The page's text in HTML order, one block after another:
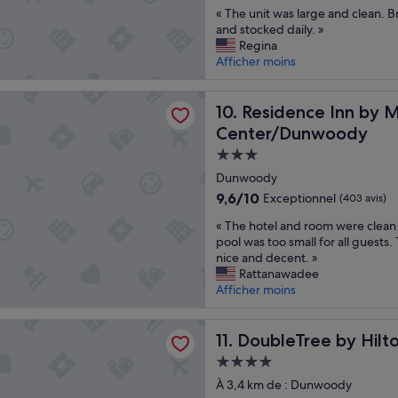
c
e
s
s
10,
Excellent,
(1 008 avis)
«
T
h
e
i
t
w
a
s
a
r
g
e
a
n
l
e
a
n
« The unit was large and clean.
and stocked daily. »
Regina
Afficher moins
10. Residence Inn by
Center/Dunwoody
Residence Inn by Marriott
Hébergement
3.0 étoiles
Dunwoody
9.6
10,
Exceptionnel,
(403 avis)
9,6/10 Exceptionnel (403 avis)
«
T
h
e
h
e
a
n
« The hotel and room were
pool was too small for all guests.
nice and decent. »
Rattanawadee
Afficher moins
11. DoubleTree by
DoubleTree by Hilton
Hébergement
4.0 étoiles
À 3,4 km de : Dunwoody